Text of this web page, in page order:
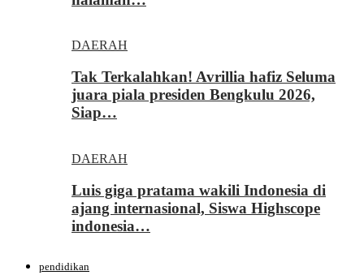
DAERAH
Tak Terkalahkan! Avrillia hafiz Seluma
juara piala presiden Bengkulu 2026,
Siap…
DAERAH
Luis giga pratama wakili Indonesia di
ajang internasional, Siswa Highscope
indonesia…
pendidikan